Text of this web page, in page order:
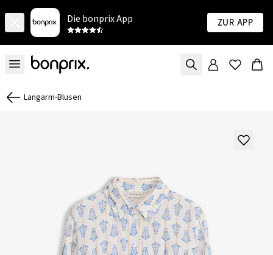
Die bonprix App Zur App
Langarm-Blusen